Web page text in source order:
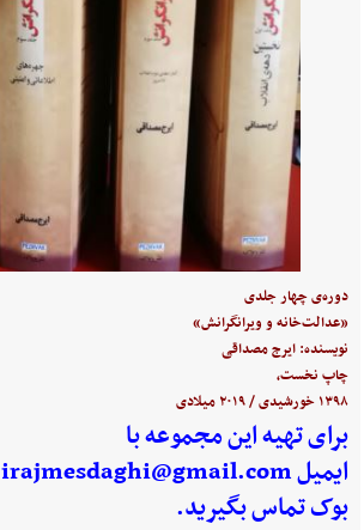
دوره‌ی چهار جلدی
«عدالت‌خانه و ویرانگرانش»
نویسنده: ایرج مصداقی
چاپ نخست،
۱۳۹۸ خورشیدی / ۲۰۱۹ میلادی
برای تهیه این مجموعه با
ایمیلirajmesdaghi@gmail.com
بوک تماس بگیرید.